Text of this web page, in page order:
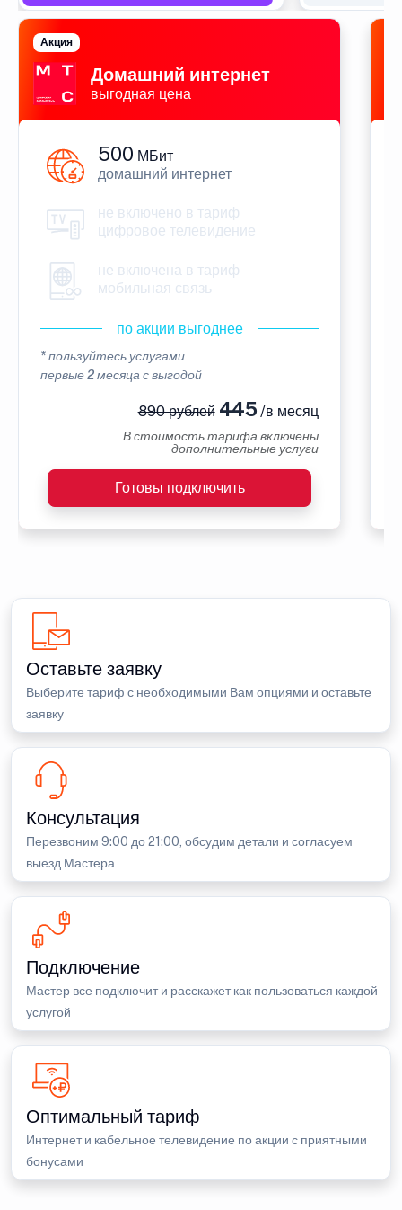
Домашний интернет
выгодная цена
Акция
500 МБит
домашний интернет
не включено в тариф
цифровое телевидение
не включена в тариф
мобильная связь
по акции выгоднее
* пользуйтесь услугами
первые 2 месяца с выгодой
890 рублей445 /в месяц
В стоимость тарифа включены
дополнительные услуги
Готовы подключить
Оставьте заявку
Выберите тариф с необходимыми Вам опциями и оставьте
заявку
Консультация
Перезвоним 9:00 до 21:00, обсудим детали и согласуем
выезд Мастера
Подключение
Мастер все подключит и расскажет как пользоваться каждой
услугой
Оптимальный тариф
Интернет и кабельное телевидение по акции с приятными
бонусами